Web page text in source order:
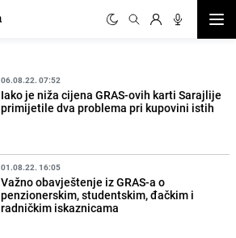
06.08.22. 07:52
Iako je niža cijena GRAS-ovih karti Sarajlije
primijetile dva problema pri kupovini istih
01.08.22. 16:05
Važno obavještenje iz GRAS-a o
penzionerskim, studentskim, đačkim i
radničkim iskaznicama